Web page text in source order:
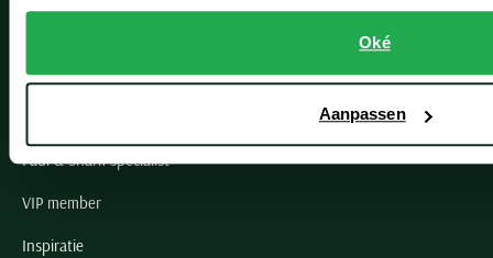
Oké
Aanpassen
Openingstijden winkels
Schulte Herenmode
Paul & Shark specialist
VIP member
Inspiratie